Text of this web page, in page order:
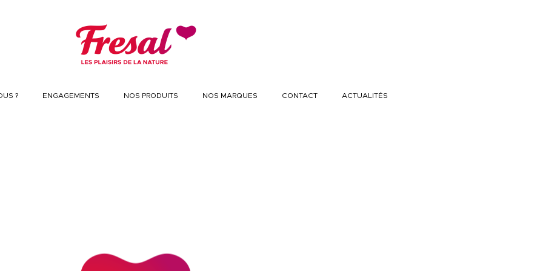
? ENGAGEMENTS NOS PRODUITS NOS MARQUES CONTACT ACTUALITÉS